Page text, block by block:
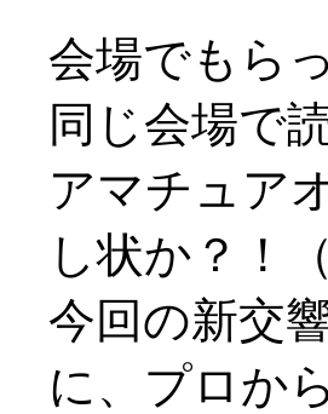
会場でもら
同じ会場で
アマチュア
し状か？！（
今回の新交
に、プロか